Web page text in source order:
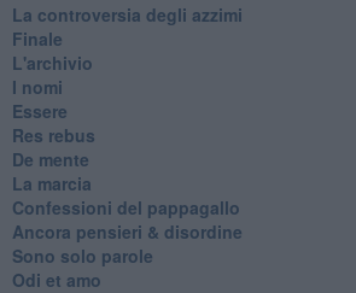
La controversia degli azzimi
Finale
L'archivio
I nomi
Essere
Res rebus
De mente
La marcia
Confessioni del pappagallo
Ancora pensieri & disordine
Sono solo parole
Odi et amo